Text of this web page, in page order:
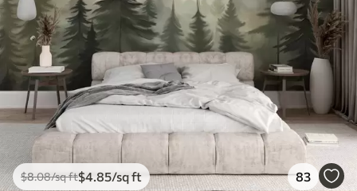
$8.08/sq ft$4 .85/sq ft 83